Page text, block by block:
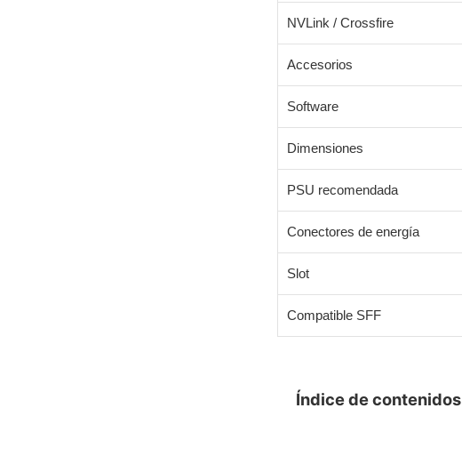
NVLink / Crossfire
Accesorios
Software
Dimensiones
PSU recomendada
Conectores de energía
Slot
Compatible SFF
Índice de contenidos